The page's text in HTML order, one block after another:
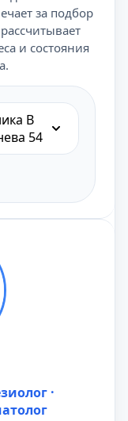
за подбор
и состояния
В
54
·